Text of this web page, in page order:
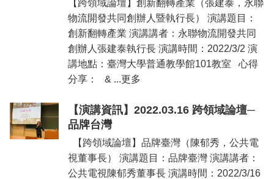
【跨領域論壇】創新翻轉產業（張建泰，永聯
物流開發共同創辦人暨執行長） 演講題目：
創新翻轉產業 演講講者：永聯物流開發共同
創辦人張建泰執行長 演講時間：2022/3/2 演
講地點：臺灣大學普通教學館101教室 心得
分享： & ...更多
【演講資訊】2022.03.16 跨領域論壇─
品牌台灣
【跨領域論壇】品牌臺灣（陳郁秀，公共電
視董事長） 演講題目：品牌臺灣 演講講者：
公共電視陳郁秀董事長 演講時間：2022/3/16